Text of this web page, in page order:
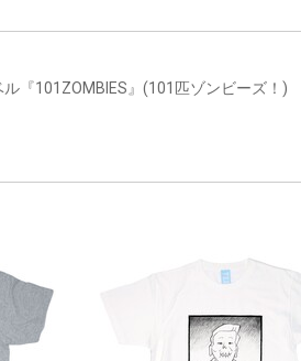
『101ZOMBIES』(101匹ゾンビーズ！)